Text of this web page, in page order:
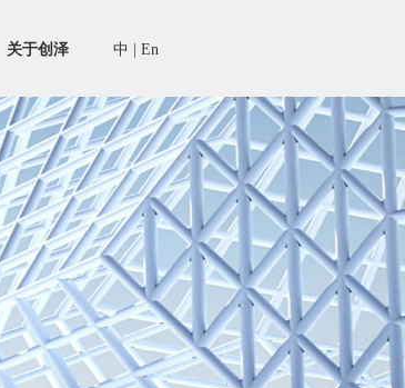
关于创泽 中 En